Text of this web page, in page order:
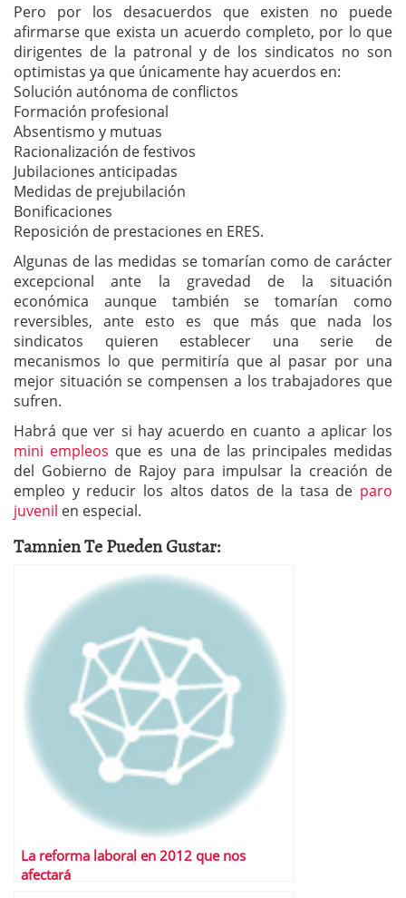
Pero por los desacuerdos que existen no puede
afirmarse que exista un acuerdo completo, por lo que
dirigentes de la patronal y de los sindicatos no son
optimistas ya que únicamente hay acuerdos en:
Solución autónoma de conflictos
Formación profesional
Absentismo y mutuas
Racionalización de festivos
Jubilaciones anticipadas
Medidas de prejubilación
Bonificaciones
Reposición de prestaciones en ERES.
Algunas de las medidas se tomarían como de carácter
excepcional ante la gravedad de la situación
económica aunque también se tomarían como
reversibles, ante esto es que más que nada los
sindicatos quieren establecer una serie de
mecanismos lo que permitiría que al pasar por una
mejor situación se compensen a los trabajadores que
sufren.
Habrá que ver si hay acuerdo en cuanto a aplicar los
mini empleos que es una de las principales medidas
del Gobierno de Rajoy para impulsar la creación de
empleo y reducir los altos datos de la tasa de paro
juvenil en especial.
Tamnien Te Pueden Gustar:
La reforma laboral en 2012 que nos
afectará